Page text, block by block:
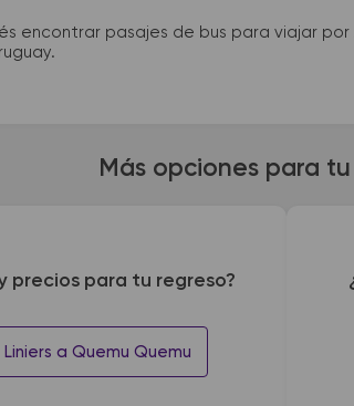
encontrar pasajes de bus para viajar
Más opciones para
precios para tu regreso?
a Quemu Quemu